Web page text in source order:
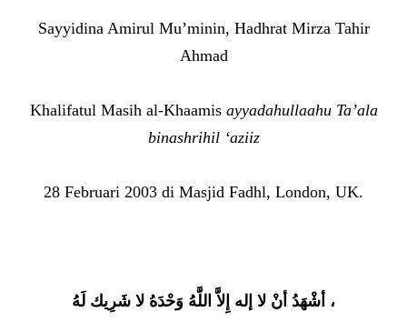
Sayyidina Amirul Mu’minin, Hadhrat Mirza Tahir
Ahmad
Khalifatul Masih al-Khaamis ayyadahullaahu Ta’ala
binashrihil ‘aziiz
28 Februari 2003 di Masjid Fadhl, London, UK.
أشْهَدُ أنْ لا إله إِلاَّ اللَّهُ وَحْدَهُ لا شَرِيك لَهُ ،